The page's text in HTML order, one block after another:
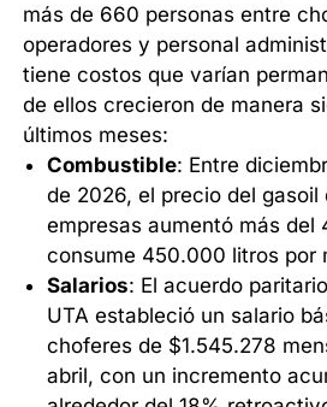
más de 660 personas entre
operadores y personal
tiene costos que varían
de ellos crecieron de manera
últimos meses:
Combustible: Entre
de 2026, el precio del gasoil
empresas aumentó más del
consume 450.000 litros por
Salarios: El acuerdo
UTA estableció un salario
choferes de $1.545.278
abril, con un incremento